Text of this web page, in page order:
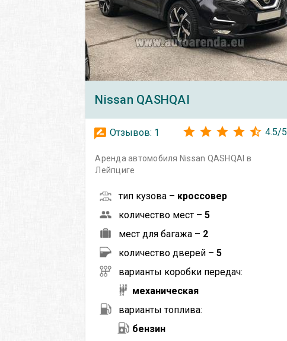
Nissan QASHQAI
Отзывов: 1 4.5/5
Аренда автомобиля Nissan QASHQAI в
Лейпциге
тип кузова – кроссовер
количество мест –5
мест для багажа – 2
количество дверей –5
варианты коробки передач:
механическая
варианты топлива:
бензин